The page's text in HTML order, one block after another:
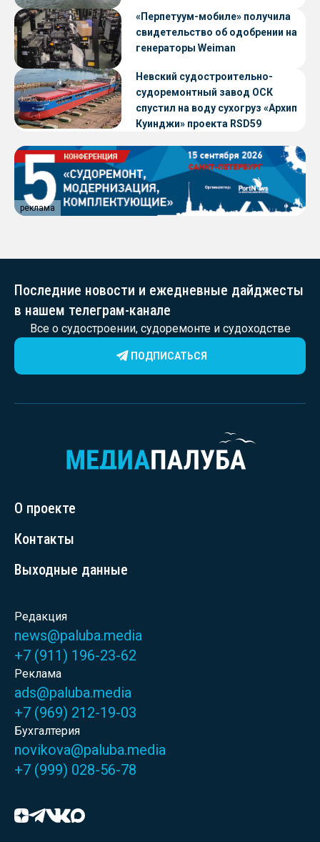
«Перпетуум-мобиле» получила
свидетельство об одобрении на
генераторы Weiman
Невский судостроительно-
судоремонтный завод ОСК
спустил на воду сухогруз «Архип
Куинджи» проекта RSD59
реклама
Последние новости и ежедневные дайджесты
в нашем телеграм-канале
Все о судостроении, судоремонте и судоходстве
ПОДПИСАТЬСЯ
О проекте
Контакты
Выходные данные
Редакция
news@paluba.media
+7 (911) 196-23-62
Реклама
ads@paluba.media
+7 (969) 212-19-03
Бухгалтерия
novikova@paluba.media
+7 (999) 028-56-78